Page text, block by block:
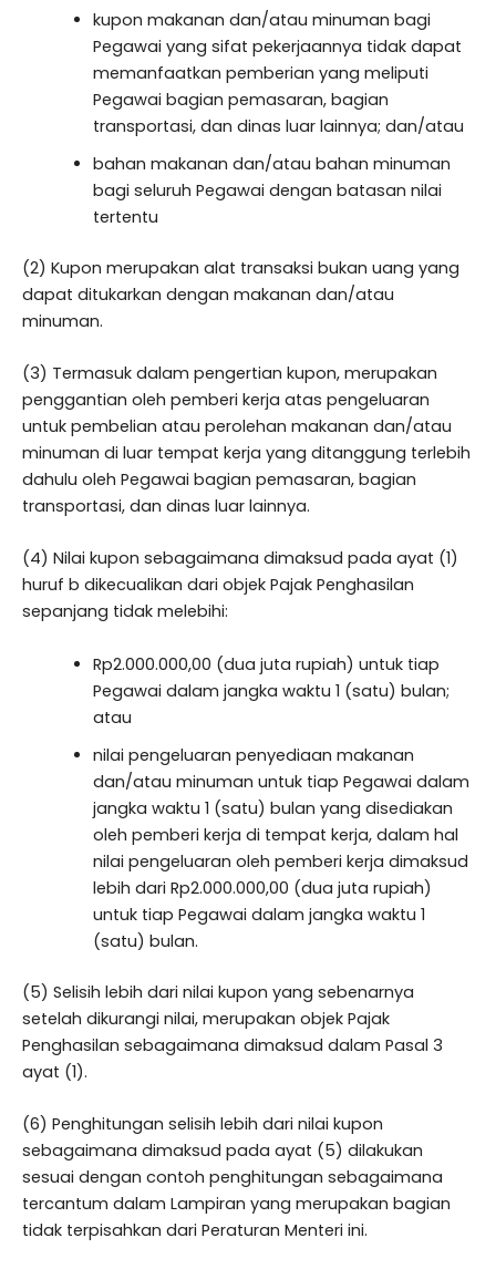
kupon makanan dan/atau minuman bagi
Pegawai yang sifat pekerjaannya tidak dapat
memanfaatkan pemberian yang meliputi
Pegawai bagian pemasaran, bagian
transportasi, dan dinas luar lainnya; dan/atau
bahan makanan dan/atau bahan minuman
bagi seluruh Pegawai dengan batasan nilai
tertentu
(2) Kupon merupakan alat transaksi bukan uang yang
dapat ditukarkan dengan makanan dan/atau
minuman.
(3) Termasuk dalam pengertian kupon, merupakan
penggantian oleh pemberi kerja atas pengeluaran
untuk pembelian atau perolehan makanan dan/atau
minuman di luar tempat kerja yang ditanggung terlebih
dahulu oleh Pegawai bagian pemasaran, bagian
transportasi, dan dinas luar lainnya.
(4) Nilai kupon sebagaimana dimaksud pada ayat (1)
huruf b dikecualikan dari objek Pajak Penghasilan
sepanjang tidak melebihi:
Rp2.000.000,00 (dua juta rupiah) untuk tiap
Pegawai dalam jangka waktu 1 (satu) bulan;
atau
nilai pengeluaran penyediaan makanan
dan/atau minuman untuk tiap Pegawai dalam
jangka waktu 1 (satu) bulan yang disediakan
oleh pemberi kerja di tempat kerja, dalam hal
nilai pengeluaran oleh pemberi kerja dimaksud
lebih dari Rp2.000.000,00 (dua juta rupiah)
untuk tiap Pegawai dalam jangka waktu 1
(satu) bulan.
(5) Selisih lebih dari nilai kupon yang sebenarnya
setelah dikurangi nilai, merupakan objek Pajak
Penghasilan sebagaimana dimaksud dalam Pasal 3
ayat (1).
(6) Penghitungan selisih lebih dari nilai kupon
sebagaimana dimaksud pada ayat (5) dilakukan
sesuai dengan contoh penghitungan sebagaimana
tercantum dalam Lampiran yang merupakan bagian
tidak terpisahkan dari Peraturan Menteri ini.